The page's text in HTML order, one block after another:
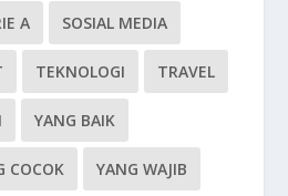
A SOSIAL MEDIA
TEKNOLOGI TRAVEL
YANG BAIK
COCOK YANG WAJIB